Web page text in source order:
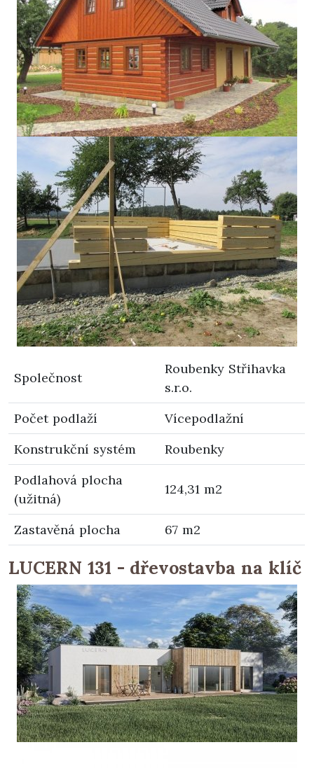
Společnost
Roubenky Střihavka
s.r.o.
Počet podlaží
Vícepodlažní
Konstrukční systém
Roubenky
Podlahová plocha
(užitná)
124,31 m2
Zastavěná plocha 67 m2
LUCERN 131 - dřevostavba na klíč